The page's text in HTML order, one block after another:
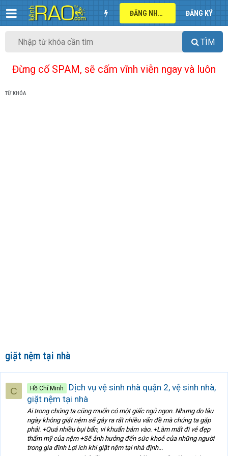
ĐĂNG NHẬP ĐĂNG KÝ
TÌM
Đừng cố SPAM, sẽ cấm vĩnh viễn ngay và luôn
TỪ KHÓA
giặt nệm tại nhà
C Hồ Chí Minh
Dịch vụ vệ sinh nhà quận 2, vệ sinh nhà,
giặt nệm tại nhà
Ai trong chúng ta cũng muốn có một giấc ngủ ngon. Nhưng do lâu
ngày không giặt nệm sẽ gây ra rất nhiều vấn đề mà chúng ta gặp
phải. +Quá nhiều bụi bẩn, vi khuẩn bám vào. +Làm mất đi vẻ đẹp
thẩm mỹ của nệm +Sẽ ảnh hưởng đến sức khoẻ của những người
trong gia đình Lợi ích khi giặt nệm tại nhà định...